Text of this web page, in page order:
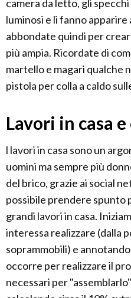
camera da letto, gli
luminosi e li fanno apparire
abbondate quindi per
più ampia. Ricordate di
martello e magari qualche
pistola per colla a caldo
Lavori in casa
l lavori in casa sono un
uomini ma sempre più
del brico, grazie ai social
possibile prendere spunto
grandi lavori in casa.
interessa realizzare (dalla
soprammobili) e
occorre per realizzare il
necessari per